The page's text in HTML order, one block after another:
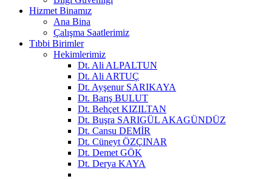
Hizmet Binamız
Ana Bina
Çalışma Saatlerimiz
Tıbbi Birimler
Hekimlerimiz
Dt. Ali ALPALTUN
Dt. Ali ARTUÇ
Dt. Ayşenur SARIKAYA
Dt. Barış BULUT
Dt. Behçet KIZILTAN
Dt. Buşra SARIGÜL AKAGÜNDÜZ
Dt. Cansu DEMİR
Dt. Cüneyt ÖZÇINAR
Dt. Demet GÖK
Dt. Derya KAYA